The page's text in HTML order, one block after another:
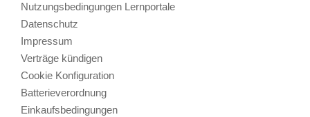
Nutzungsbedingungen Lernportale
Datenschutz
Impressum
Verträge kündigen
Cookie Konfiguration
Batterieverordnung
Einkaufsbedingungen